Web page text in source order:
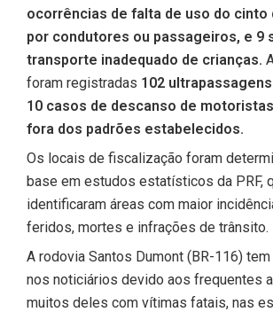
ocorrências de falta de uso do cinto
por condutores ou passageiros, e 9
transporte inadequado de crianças.
foram registradas 102
10 casos de descanso de
fora dos padrões estabelecidos.
Os locais de fiscalização foram
base em estudos estatísticos da PRF,
identificaram áreas com maior
feridos, mortes e infrações de trânsito.
A rodovia Santos Dumont (BR-116)
nos noticiários devido aos frequentes
muitos deles com vítimas fatais, nas